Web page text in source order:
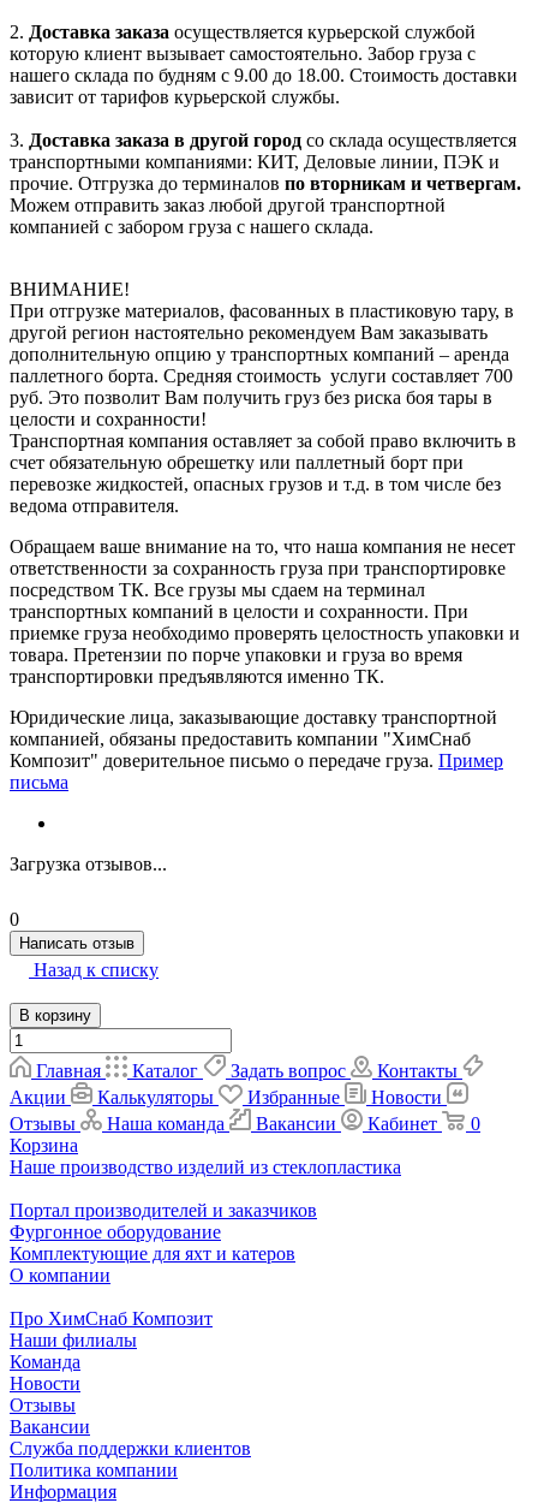
2. Доставка заказа осуществляется курьерской службой
которую клиент вызывает самостоятельно. Забор груза с
нашего склада по будням с 9.00 до 18.00. Стоимость доставки
зависит от тарифов курьерской службы.
3. Доставка заказа в другой город со склада осуществляется
транспортными компаниями: КИТ, Деловые линии, ПЭК и
прочие. Отгрузка до терминалов по вторникам и четвергам.
Можем отправить заказ любой другой транспортной
компанией с забором груза с нашего склада.
ВНИМАНИЕ!
При отгрузке материалов, фасованных в пластиковую тару, в
другой регион настоятельно рекомендуем Вам заказывать
дополнительную опцию у транспортных компаний – аренда
паллетного борта. Средняя стоимость услуги составляет 700
руб. Это позволит Вам получить груз без риска боя тары в
целости и сохранности!
Транспортная компания оставляет за собой право включить в
счет обязательную обрешетку или паллетный борт при
перевозке жидкостей, опасных грузов и т.д. в том числе без
ведома отправителя.
Обращаем ваше внимание на то, что наша компания не несет
ответственности за сохранность груза при транспортировке
посредством ТК. Все грузы мы сдаем на терминал
транспортных компаний в целости и сохранности. При
приемке груза необходимо проверять целостность упаковки и
товара. Претензии по порче упаковки и груза во время
транспортировки предъявляются именно ТК.
Юридические лица, заказывающие доставку транспортной
компанией, обязаны предоставить компании "ХимСнаб
Композит" доверительное письмо о передаче груза. Пример
письма
Загрузка отзывов...
0
Написать отзыв
Назад к списку
В корзину
Главная Каталог Задать вопрос
Контакты
Акции
Калькуляторы Избранные
Новости
Отзывы
Наша команда Вакансии Кабинет
0
Корзина
Наше производство изделий из стеклопластика
Портал производителей и заказчиков
Фургонное оборудование
Комплектующие для яхт и катеров
О компании
Про ХимСнаб Композит
Наши филиалы
Команда
Новости
Отзывы
Вакансии
Служба поддержки клиентов
Политика компании
Информация